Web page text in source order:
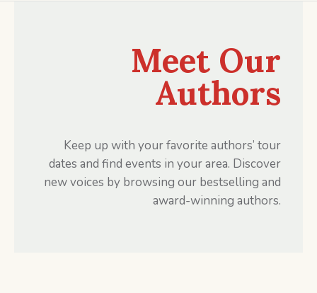
Meet Our
Authors
Keep up with your favorite authors’ tour
dates and find events in your area. Discover
new voices by browsing our bestselling and
award-winning authors.